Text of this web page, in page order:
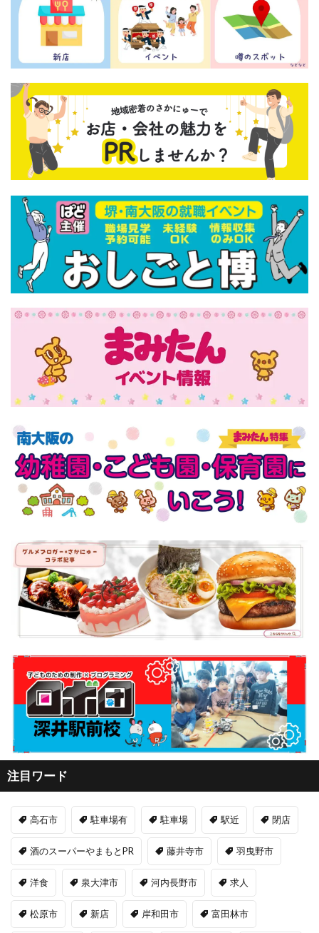
注目ワード
高石市 駐車場有 駐車場 駅近 閉店
酒のスーパーやまもとPR 藤井寺市 羽曳野市
洋食 泉大津市 河内長野市 求人
松原市 新店 岸和田市 富田林市